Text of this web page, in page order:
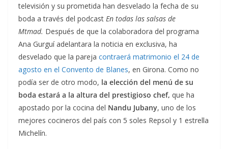
televisión y su prometida han desvelado la fecha de su
boda a través del podcast En todas las salsas de
Mtmad. Después de que la colaboradora del programa
Ana Gurguí adelantara la noticia en exclusiva, ha
desvelado que la pareja contraerá matrimonio el 24 de
agosto en el Convento de Blanes, en Girona. Como no
podía ser de otro modo, la elección del menú de su
boda estará a la altura del prestigioso chef, que ha
apostado por la cocina del Nandu Jubany, uno de los
mejores cocineros del país con 5 soles Repsol y 1 estrella
Michelín.